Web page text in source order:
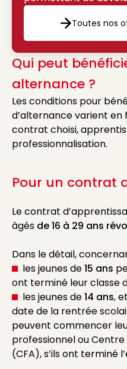
Toutes nos
Qui peut
alternance ?
Les conditions pour
d’alternance varient
contrat choisi,
professionnalisation.
Pour un contrat
Le contrat
âgés de 16 à 29 ans
Dans le détail,
les jeunes de15 ans
ont terminé leur classe
les jeunes de14 ans,
date de la rentrée
peuvent commencer
professionnel ou
(CFA), s’ils ont terminé